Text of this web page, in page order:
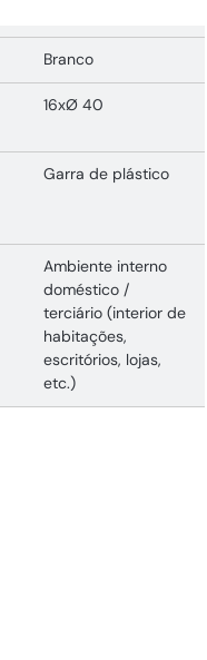
Branco
16xØ 40
Garra de plástico
Ambiente interno
doméstico /
terciário (interior de
habitações,
escritórios, lojas,
etc.)